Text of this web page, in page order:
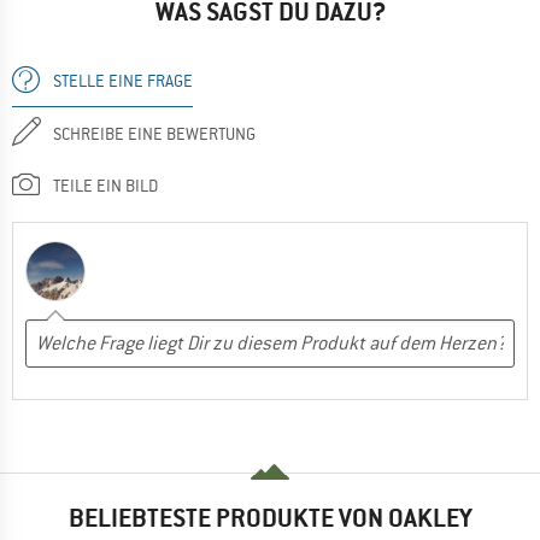
WAS SAGST DU DAZU?
STELLE EINE FRAGE
SCHREIBE EINE BEWERTUNG
TEILE EIN BILD
BELIEBTESTE PRODUKTE VON OAKLEY